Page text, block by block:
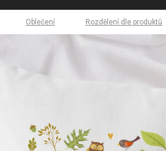
Oblečení Rozdělení dle produktů